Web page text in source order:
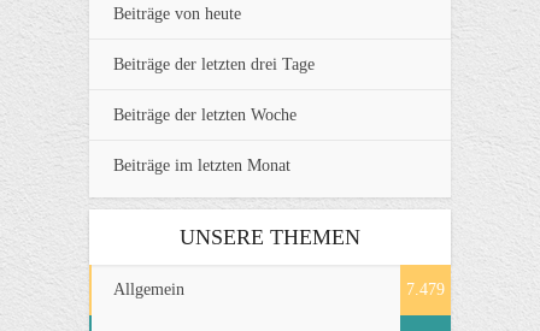
Beiträge von heute
Beiträge der letzten drei Tage
Beiträge der letzten Woche
Beiträge im letzten Monat
UNSERE THEMEN
Allgemein 7.479